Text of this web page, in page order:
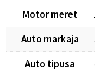
Motor meret
Auto markaja
Auto tipusa